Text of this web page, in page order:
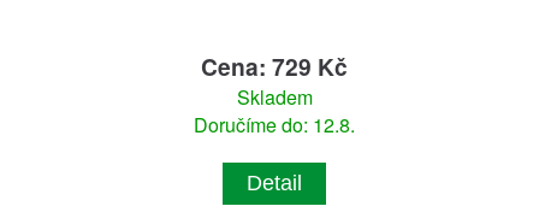
Cena: 729 Kč
Skladem
Doručíme do: 12.8.
Detail